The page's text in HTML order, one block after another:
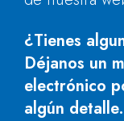
¿Tienes
Déjanos un
electrónico
algún detalle.